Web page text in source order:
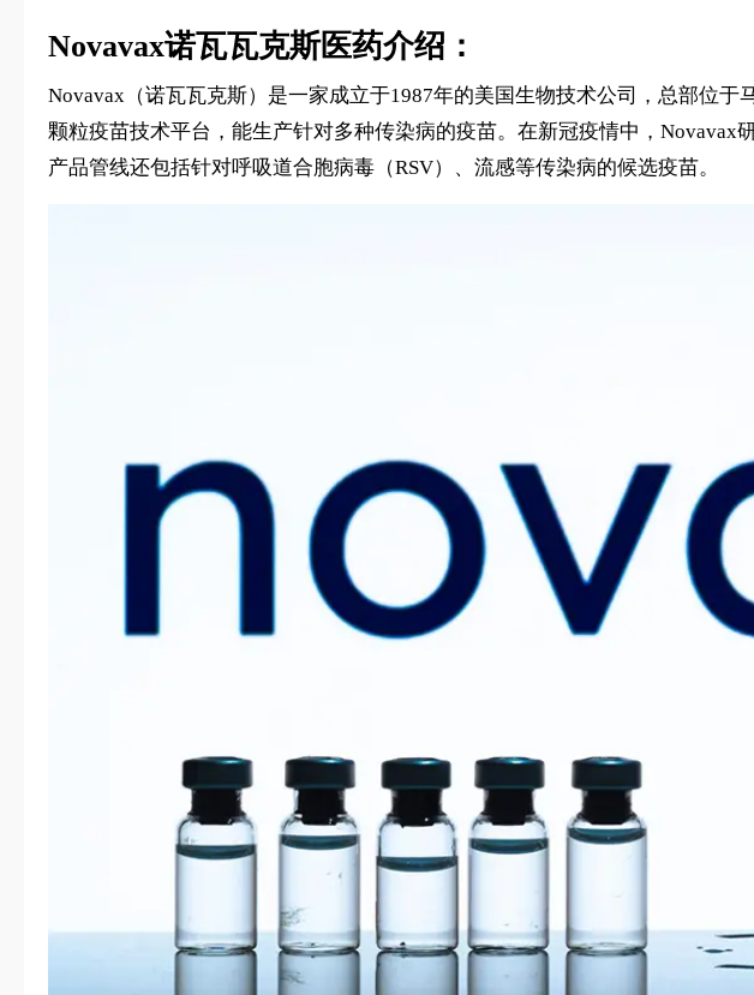
Novavax诺瓦瓦克斯医药介绍：
Novavax（诺瓦瓦克斯）是一家成立于1987年的美国生物技术公司，总部位
颗粒疫苗技术平台，能生产针对多种传染病的疫苗。在新冠疫情中，
产品管线还包括针对呼吸道合胞病毒（RSV）、流感等传染病的候选疫苗。